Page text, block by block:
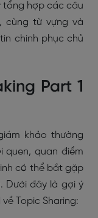
tổng hợp các câu
, cùng từ vựng và
chinh phục chủ
Part 1
khảo thường
quen, quan điểm
có thể bắt gặp
Dưới đây là gợi ý
về Topic Sharing: